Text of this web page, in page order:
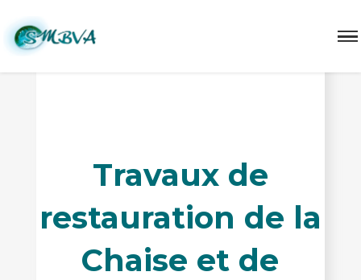
Travaux de
restauration de la
Chaise et de